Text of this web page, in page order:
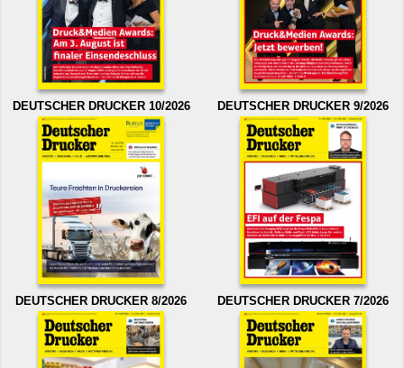
DEUTSCHER DRUCKER 10/2026 DEUTSCHER DRUCKER 9/2026
DEUTSCHER DRUCKER 8/2026 DEUTSCHER DRUCKER 7/2026